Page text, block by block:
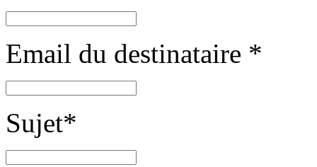
Email du destinataire *
Sujet*